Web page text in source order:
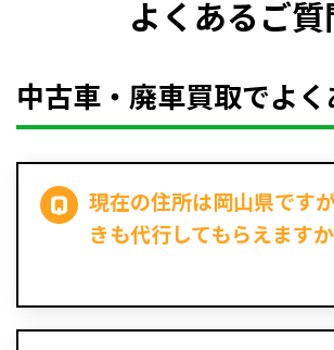
よくあるご質
中古車・廃車買取でよ
現在の住所は岡山県です
きも代行してもらえます